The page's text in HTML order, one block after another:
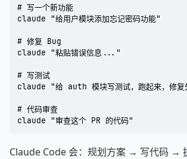
# 写一个新功能
claude "给用户模块添加忘记密码功能"
# 修复 Bug
claude "粘贴错误信息..."
# 写测试
claude "给 auth 模块写测试，跑起来，修复
# 代码审查
Claude Code 会：规划方案 → 写代码 →